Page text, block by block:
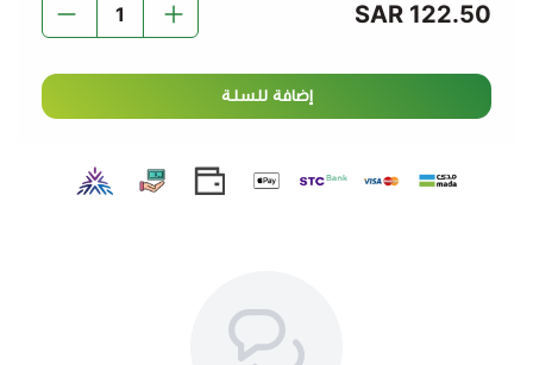
يساهم في تعزيز الحاجز الطبيعي للبشرة
ويحافظ على
يوفر ترطيبًا يدوم طويلًا، مما يخفف من جفاف الجلد
والتشقق.
الأعمار.
المفرط.
122.50 SAR
إضافة للسلة